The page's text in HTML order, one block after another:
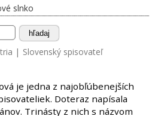
slnko
hľadaj
| Slovenský spisovateľ
je jedna z najobľúbenejších
Doteraz napísala
Trinásty z nich s názvom